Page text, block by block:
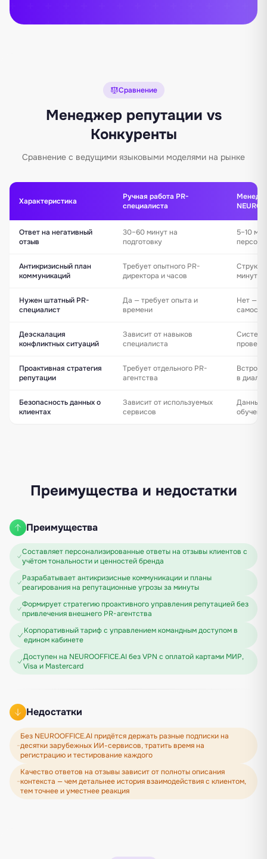
Сравнение
Менеджер репутации vs
Конкуренты
Сравнение с ведущими языковыми моделями на рынке
Характеристика
Ручная работа PR-
специалиста
Ответ на негативный
отзыв
30–60 минут на
подготовку
5–10
Антикризисный план
коммуникаций
Требует опытного PR-
директора и часов
минуты
Нужен штатный PR-
специалист
Да — требует опыта и
времени
Нет —
Деэскалация
конфликтных ситуаций
Зависит от навыков
специалиста
Проактивная стратегия
репутации
Требует отдельного PR-
агентства
в
Безопасность данных о
клиентах
Зависит от используемых
сервисов
Данные
Преимущества и недостатки
Преимущества
Составляет персонализированные ответы на отзывы клиентов с
учётом тональности и ценностей бренда
Разрабатывает антикризисные коммуникации и планы
реагирования на репутационные угрозы за минуты
Формирует стратегию проактивного управления репутацией без
привлечения внешнего PR-агентства
Корпоративный тариф с управлением командным доступом в
едином кабинете
Доступен на NEUROOFFICE.AI без VPN с оплатой картами МИР,
Visa и Mastercard
Недостатки
Без NEUROOFFICE.AI придётся держать разные подписки на
десятки зарубежных ИИ-сервисов, тратить время на
регистрацию и тестирование каждого
Качество ответов на отзывы зависит от полноты описания
контекста — чем детальнее история взаимодействия с клиентом,
тем точнее и уместнее реакция